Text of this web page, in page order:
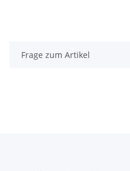
Frage zum Artikel